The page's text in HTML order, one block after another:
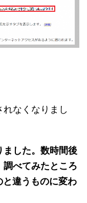
なくなりまし
ました。数時間後
調べてみたところ
違うものに変わ